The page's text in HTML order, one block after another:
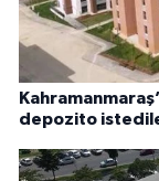
depozito